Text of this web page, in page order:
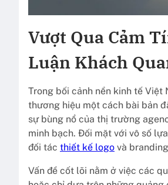
Vượt Qua Cảm
Luận Khách
Trong bối cảnh nền kinh tế Việt
thương hiệu một cách bài bản
sự bùng nổ của thị trường
minh bạch. Đối mặt với vô số
đối tác thiết kế logo và
Vấn đề cốt lõi nằm ở việc các